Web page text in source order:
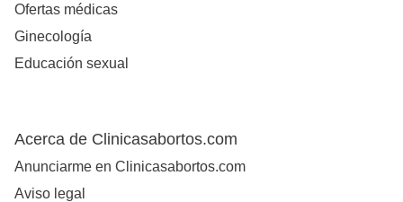
Ofertas médicas
Ginecología
Educación sexual
Acerca de Clinicasabortos.com
Anunciarme en Clinicasabortos.com
Aviso legal